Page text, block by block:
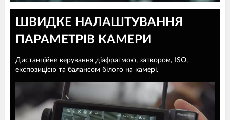
ШВИДКЕ НАЛАШТУВАННЯ
ПАРАМЕТРІВ КАМЕРИ
Дистанційне керування діафрагмою, затвором, ISO,
експозицією та балансом білого на камері.